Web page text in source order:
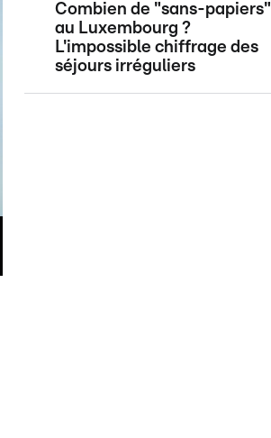
Combien de "sans-papiers"
au Luxembourg ?
L'impossible chiffrage des
séjours irréguliers